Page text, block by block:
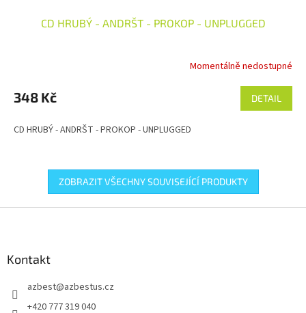
CD HRUBÝ - ANDRŠT - PROKOP - UNPLUGGED
Momentálně nedostupné
348 Kč DETAIL
CD HRUBÝ - ANDRŠT - PROKOP - UNPLUGGED
ZOBRAZIT VŠECHNY SOUVISEJÍCÍ PRODUKTY
Kontakt
azbest@azbestus.cz
+420 777 319 040